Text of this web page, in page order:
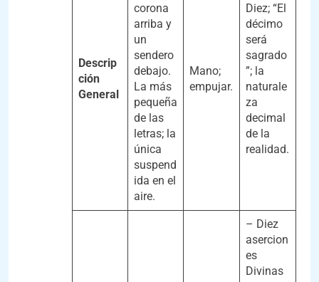
Descrip
ción
General
corona
arriba y
un
sendero
debajo.
La más
pequeña
de las
letras; la
única
suspend
ida en el
aire.
Mano;
empujar.
Diez; “El
décimo
será
sagrado
”; la
naturale
za
decimal
de la
realidad.
– Diez
asercion
es
Divinas